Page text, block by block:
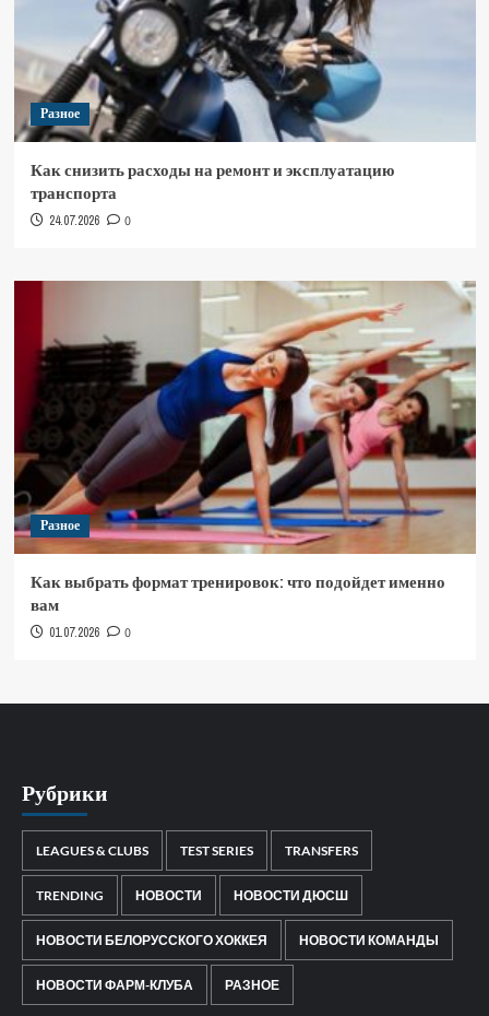
Разное
Как снизить расходы на ремонт и эксплуатацию
транспорта
24.07.2026 0
Разное
Как выбрать формат тренировок: что подойдет именно
вам
01.07.2026 0
Рубрики
LEAGUES & CLUBS TEST SERIES TRANSFERS
TRENDING НОВОСТИ НОВОСТИ ДЮСШ
НОВОСТИ БЕЛОРУССКОГО ХОККЕЯ НОВОСТИ КОМАНДЫ
НОВОСТИ ФАРМ-КЛУБА РАЗНОЕ